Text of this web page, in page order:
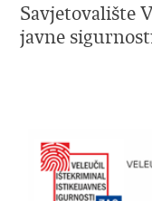
Savjetovalište
javne